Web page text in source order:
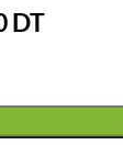
DT